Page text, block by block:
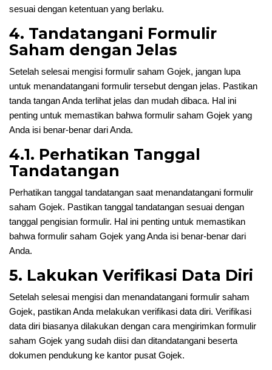
sesuai dengan ketentuan yang berlaku.
4. Tandatangani Formulir
Saham dengan Jelas
Setelah selesai mengisi formulir saham Gojek, jangan lupa
untuk menandatangani formulir tersebut dengan jelas. Pastikan
tanda tangan Anda terlihat jelas dan mudah dibaca. Hal ini
penting untuk memastikan bahwa formulir saham Gojek yang
Anda isi benar-benar dari Anda.
4.1. Perhatikan Tanggal
Tandatangan
Perhatikan tanggal tandatangan saat menandatangani formulir
saham Gojek. Pastikan tanggal tandatangan sesuai dengan
tanggal pengisian formulir. Hal ini penting untuk memastikan
bahwa formulir saham Gojek yang Anda isi benar-benar dari
Anda.
5. Lakukan Verifikasi Data Diri
Setelah selesai mengisi dan menandatangani formulir saham
Gojek, pastikan Anda melakukan verifikasi data diri. Verifikasi
data diri biasanya dilakukan dengan cara mengirimkan formulir
saham Gojek yang sudah diisi dan ditandatangani beserta
dokumen pendukung ke kantor pusat Gojek.